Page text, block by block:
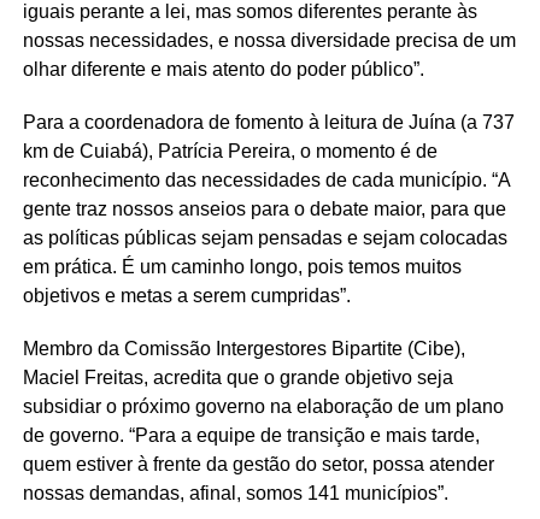
iguais perante a lei, mas somos diferentes perante às
nossas necessidades, e nossa diversidade precisa de um
olhar diferente e mais atento do poder público”.
Para a coordenadora de fomento à leitura de Juína (a 737
km de Cuiabá), Patrícia Pereira, o momento é de
reconhecimento das necessidades de cada município. “A
gente traz nossos anseios para o debate maior, para que
as políticas públicas sejam pensadas e sejam colocadas
em prática. É um caminho longo, pois temos muitos
objetivos e metas a serem cumpridas”.
Membro da Comissão Intergestores Bipartite (Cibe),
Maciel Freitas, acredita que o grande objetivo seja
subsidiar o próximo governo na elaboração de um plano
de governo. “Para a equipe de transição e mais tarde,
quem estiver à frente da gestão do setor, possa atender
nossas demandas, afinal, somos 141 municípios”.